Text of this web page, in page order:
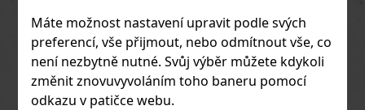
Máte možnost nastavení upravit podle svých
preferencí, vše přijmout, nebo odmítnout vše, co
není nezbytně nutné. Svůj výběr můžete kdykoli
změnit znovuvyvoláním toho baneru pomocí
odkazu v patičce webu.